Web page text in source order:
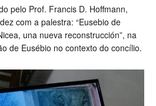
Prof. Francis D. Hoffmann,
com a palestra: “Eusebio de
una nueva reconstrucción”, na
de Eusébio no contexto do concílio.